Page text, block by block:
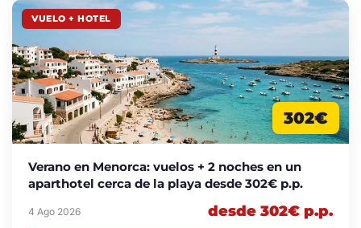
VUELO + HOTEL
302€
Verano en Menorca: vuelos + 2 noches en un
aparthotel cerca de la playa desde 302€ p.p.
4 Ago 2026 desde 302€ p.p.